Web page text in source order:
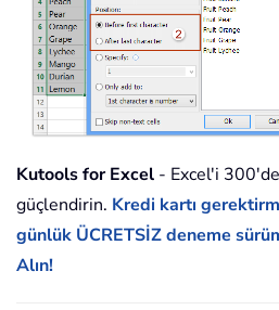
Kutools for Excel - Excel'i
güçlendirin. Kredi kartı
günlük ÜCRETSİZ deneme
Alın!